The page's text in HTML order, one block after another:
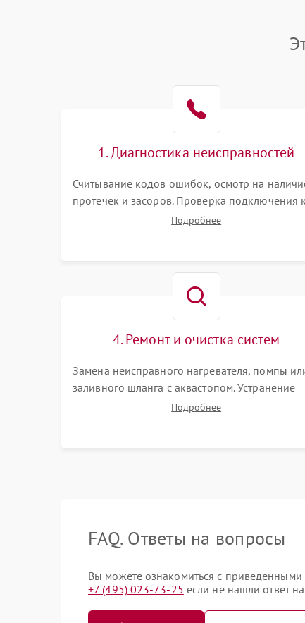
1. Диагностика неисправностей
Считывание кодов ошибок, осмотр на
протечек и засоров. Проверка подключения
водопроводу. Анализ жалоб на отсутствие
Подробнее
4. Ремонт и очистка систем
Замена неисправного нагревателя, помпы
заливного шланга с аквастопом. Устранение
засоров в улитке насоса, патрубках и фильтрах.
Подробнее
FAQ. Ответы на вопросы
Вы можете ознакомиться с
+7 (495) 023-73-25 если не нашли ответ